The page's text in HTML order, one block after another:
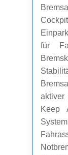
für
aktiver
Keep